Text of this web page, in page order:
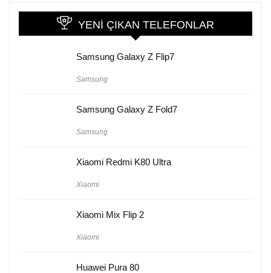
YENI ÇIKAN TELEFONLAR
Samsung Galaxy Z Flip7
Samsung
Samsung Galaxy Z Fold7
Samsung
Xiaomi Redmi K80 Ultra
Xiaomi
Xiaomi Mix Flip 2
Xiaomi
Huawei Pura 80